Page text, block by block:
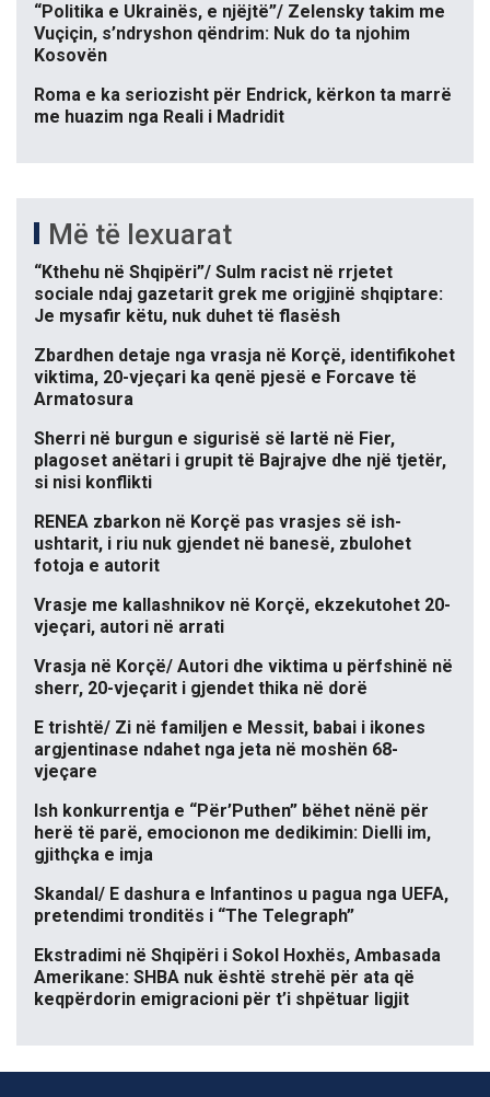
“Politika e Ukrainës, e njëjtë”/ Zelensky takim me
Vuçiçin, s’ndryshon qëndrim: Nuk do ta njohim
Kosovën
Roma e ka seriozisht për Endrick, kërkon ta marrë
me huazim nga Reali i Madridit
Më të lexuarat
“Kthehu në Shqipëri”/ Sulm racist në rrjetet
sociale ndaj gazetarit grek me origjinë shqiptare:
Je mysafir këtu, nuk duhet të flasësh
Zbardhen detaje nga vrasja në Korçë, identifikohet
viktima, 20-vjeçari ka qenë pjesë e Forcave të
Armatosura
Sherri në burgun e sigurisë së lartë në Fier,
plagoset anëtari i grupit të Bajrajve dhe një tjetër,
si nisi konflikti
RENEA zbarkon në Korçë pas vrasjes së ish-
ushtarit, i riu nuk gjendet në banesë, zbulohet
fotoja e autorit
Vrasje me kallashnikov në Korçë, ekzekutohet 20-
vjeçari, autori në arrati
Vrasja në Korçë/ Autori dhe viktima u përfshinë në
sherr, 20-vjeçarit i gjendet thika në dorë
E trishtë/ Zi në familjen e Messit, babai i ikones
argjentinase ndahet nga jeta në moshën 68-
vjeçare
Ish konkurrentja e “Për’Puthen” bëhet nënë për
herë të parë, emocionon me dedikimin: Dielli im,
gjithçka e imja
Skandal/ E dashura e Infantinos u pagua nga UEFA,
pretendimi tronditës i “The Telegraph”
Ekstradimi në Shqipëri i Sokol Hoxhës, Ambasada
Amerikane: SHBA nuk është strehë për ata që
keqpërdorin emigracioni për t’i shpëtuar ligjit